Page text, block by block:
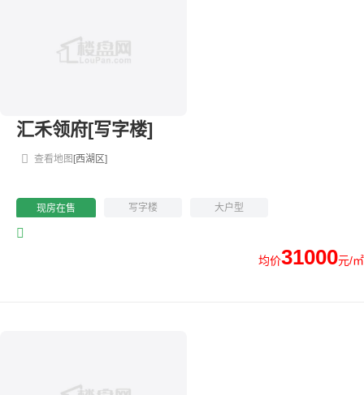
汇禾领府[写字楼]
[西湖区]
查看地图
现房在售 写字楼 大户型
均价31000元/㎡